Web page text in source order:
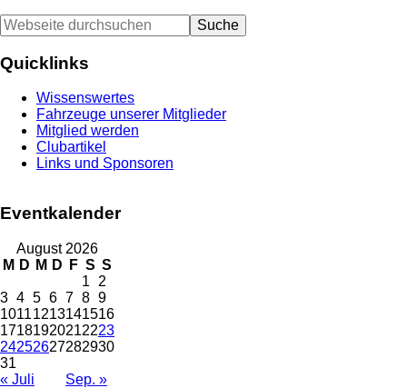
Seitenspalte
Webseite
durchsuchen
Quicklinks
Wissenswertes
Fahrzeuge unserer Mitglieder
Mitglied werden
Clubartikel
Links und Sponsoren
Eventkalender
August 2026
M D M D F S S
1
2
3 4 5 6 7 8 9
10111213141516
17181920212223
24252627282930
31
« Juli
Sep. »